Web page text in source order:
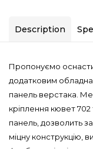
Description
Пропонуємо
додатковим
панель верстака.
кріплення кювет
панель, дозволить
міцну конструкцію,